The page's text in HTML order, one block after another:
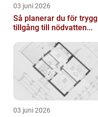
03 juni 2026
Så planerar du för trygg
tillgång till nödvatten...
03 juni 2026